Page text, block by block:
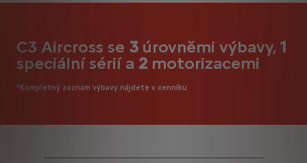
C3 Aircross se 3 úrovněmi výbavy, 1
speciální sérií a 2 motorizacemi*
*Kompletný zoznam výbavy nájdete v cenníku